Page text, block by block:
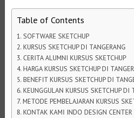
Table of Contents
SOFTWARE SKETCHUP
KURSUS SKETCHUP DI TANGERANG
CERITA ALUMNI KURSUS SKETCHUP
HARGA KURSUS SKETCHUP DI
BENEFIT KURSUS SKETCHUP DI
KEUNGGULAN KURSUS SKETCHUP DI
METODE PEMBELAJARAN KURSUS
KONTAK KAMI INDO DESIGN CENTER